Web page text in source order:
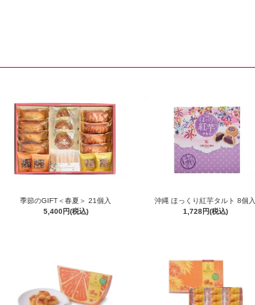
季節のGIFT＜春夏＞ 21個入
5,400円(税込)
沖縄 ほっくり紅芋タルト 8個入
1,728円(税込)